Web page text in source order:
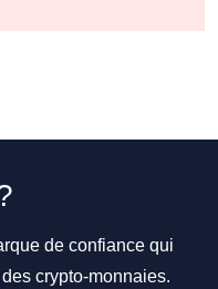
de confiance qui
crypto-monnaies.